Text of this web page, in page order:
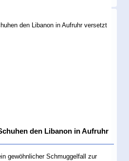
den Libanon in Aufruhr
gewöhnlicher Schmuggelfall zur